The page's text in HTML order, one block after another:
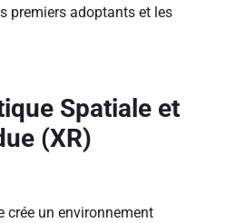
premiers adoptants et les
Spatiale et
(XR)
crée un environnement